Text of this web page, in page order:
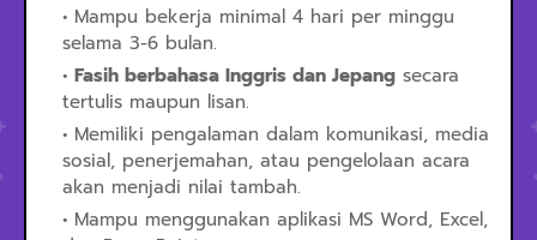
Mampu bekerja minimal 4 hari per minggu
selama 3-6 bulan.
Fasih berbahasa Inggris dan Jepang secara
tertulis maupun lisan.
Memiliki pengalaman dalam komunikasi, media
sosial, penerjemahan, atau pengelolaan acara
akan menjadi nilai tambah.
Mampu menggunakan aplikasi MS Word, Excel,